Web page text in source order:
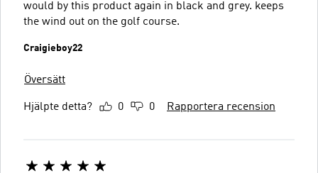
would by this product again in black and grey. keeps
the wind out on the golf course.
Craigieboy22
Översätt
Hjälpte detta? 0 0 Rapportera recension